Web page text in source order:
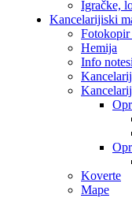
Igračke,
Kancelarijiski
Hemija
Info notesi
Koverte
Mape